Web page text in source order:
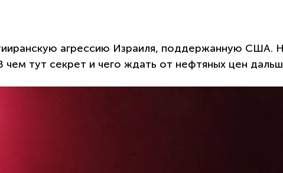
агрессию Израиля, поддержанную США.
тут секрет и чего ждать от нефтяных цен